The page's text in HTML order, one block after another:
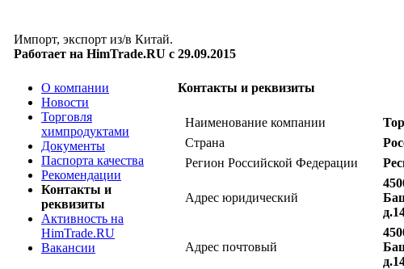
Импорт, экспорт из/в Китай.
Работает на HimTrade.RU с 29.09.2015
О компании
Новости
Торговля
химпродуктами
Документы
Паспорта качества
Рекомендации
Контакты и
реквизиты
Активность на
HimTrade.RU
Вакансии
Контакты и реквизиты
Наименование компании
Страна
Регион Российской Федерации
Адрес юридический
Адрес почтовый